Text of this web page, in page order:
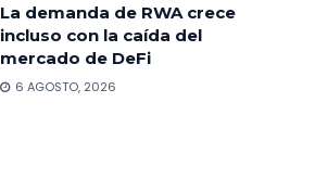
La demanda de RWA crece
incluso con la caída del
mercado de DeFi
6 AGOSTO, 2026